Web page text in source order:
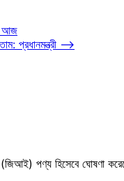
আজ
প্রধানমন্ত্রী ⟶
পণ্য হিসেবে ঘোষণা